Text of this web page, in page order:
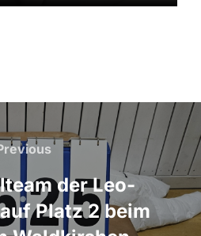
Previous
der Leo-
Platz 2 beim